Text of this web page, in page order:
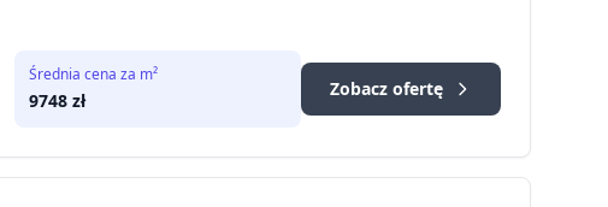
Średnia cena za m²
9748 zł
Zobacz ofertę